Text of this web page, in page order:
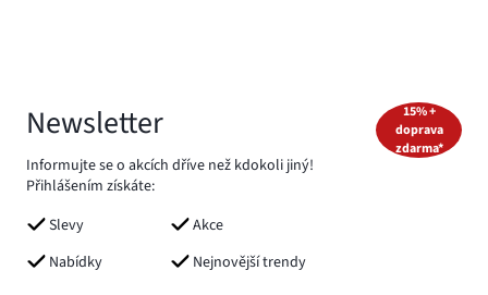
Newsletter
Informujte se o akcích dříve než kdokoli jiný!
Přihlášením získáte:
Slevy
Akce
Nabídky
Nejnovější trendy
15% +
doprava
zdarma*